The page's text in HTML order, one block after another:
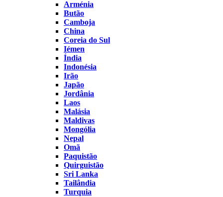
Arménia
Butão
Camboja
China
Coreia do Sul
Iémen
Índia
Indonésia
Irão
Japão
Jordânia
Laos
Malásia
Maldivas
Mongólia
Nepal
Omã
Paquistão
Quirguistão
Sri Lanka
Tailândia
Turquia